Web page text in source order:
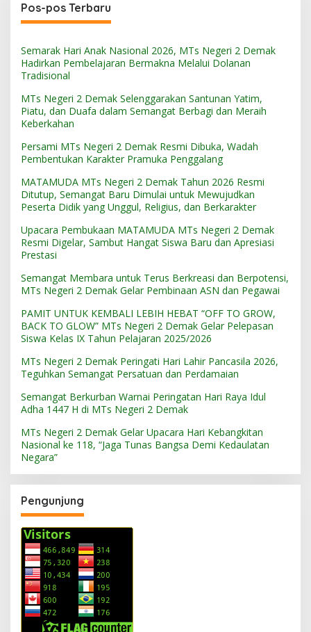
Pos-pos Terbaru
Semarak Hari Anak Nasional 2026, MTs Negeri 2 Demak
Hadirkan Pembelajaran Bermakna Melalui Dolanan
Tradisional
MTs Negeri 2 Demak Selenggarakan Santunan Yatim,
Piatu, dan Duafa dalam Semangat Berbagi dan Meraih
Keberkahan
Persami MTs Negeri 2 Demak Resmi Dibuka, Wadah
Pembentukan Karakter Pramuka Penggalang
MATAMUDA MTs Negeri 2 Demak Tahun 2026 Resmi
Ditutup, Semangat Baru Dimulai untuk Mewujudkan
Peserta Didik yang Unggul, Religius, dan Berkarakter
Upacara Pembukaan MATAMUDA MTs Negeri 2 Demak
Resmi Digelar, Sambut Hangat Siswa Baru dan Apresiasi
Prestasi
Semangat Membara untuk Terus Berkreasi dan Berpotensi,
MTs Negeri 2 Demak Gelar Pembinaan ASN dan Pegawai
PAMIT UNTUK KEMBALI LEBIH HEBAT “OFF TO GROW,
BACK TO GLOW” MTs Negeri 2 Demak Gelar Pelepasan
Siswa Kelas IX Tahun Pelajaran 2025/2026
MTs Negeri 2 Demak Peringati Hari Lahir Pancasila 2026,
Teguhkan Semangat Persatuan dan Perdamaian
Semangat Berkurban Warnai Peringatan Hari Raya Idul
Adha 1447 H di MTs Negeri 2 Demak
MTs Negeri 2 Demak Gelar Upacara Hari Kebangkitan
Nasional ke 118, “Jaga Tunas Bangsa Demi Kedaulatan
Negara”
Pengunjung